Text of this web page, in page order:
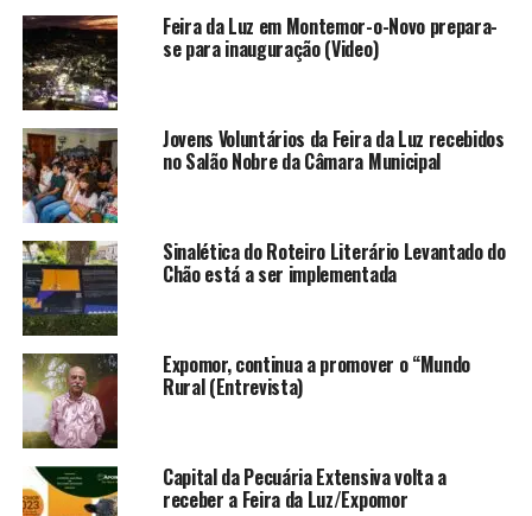
Feira da Luz em Montemor-o-Novo prepara-
se para inauguração (Video)
Jovens Voluntários da Feira da Luz recebidos
no Salão Nobre da Câmara Municipal
Sinalética do Roteiro Literário Levantado do
Chão está a ser implementada
Expomor, continua a promover o “Mundo
Rural (Entrevista)
Capital da Pecuária Extensiva volta a
receber a Feira da Luz/Expomor